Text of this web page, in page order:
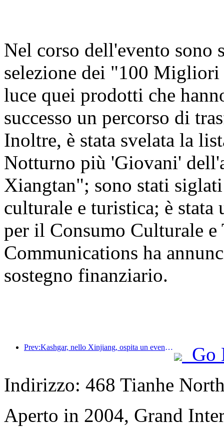
Nel corso dell'evento
selezione dei "100
luce quei prodotti che
successo un percorso di
Inoltre, è stata svelata la
Notturno più 'Giovani'
Xiangtan"; sono stati
culturale e turistica; è
per il Consumo Culturale
Communications ha
sostegno finanziario.
Prev:Kashgar, nello Xinjiang, ospita un evento di promozione turistica per favorire lo scambio interetnico.
Go
Indirizzo: 468 Tianhe
Aperto in 2004, Grand